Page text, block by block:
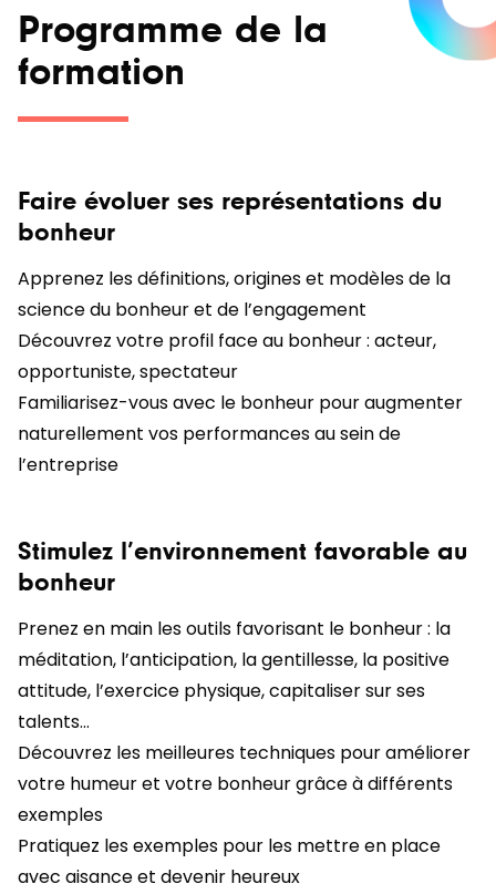
Programme de la
formation
Faire évoluer ses représentations du
bonheur
Apprenez les définitions, origines et modèles de la
science du bonheur et de l’engagement
Découvrez votre profil face au bonheur : acteur,
opportuniste, spectateur
Familiarisez-vous avec le bonheur pour augmenter
naturellement vos performances au sein de
l’entreprise
Stimulez l’environnement favorable au
bonheur
Prenez en main les outils favorisant le bonheur : la
méditation, l’anticipation, la gentillesse, la positive
attitude, l’exercice physique, capitaliser sur ses
talents…
Découvrez les meilleures techniques pour améliorer
votre humeur et votre bonheur grâce à différents
exemples
Pratiquez les exemples pour les mettre en place
avec aisance et devenir heureux